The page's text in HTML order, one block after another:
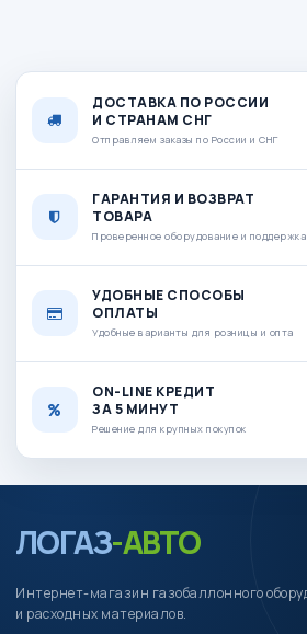
ДОСТАВКА ПО РОССИИ
И СТРАНАМ СНГ
Отправляем заказы по России и СНГ
ГАРАНТИЯ И ВОЗВРАТ
ТОВАРА
Проверенное оборудование и поддержка
УДОБНЫЕ СПОСОБЫ
ОПЛАТЫ
Удобные варианты для розницы и опта
ON-LINE КРЕДИТ
ЗА 5 МИНУТ
Решение для крупных покупок
ЛОГАЗ-АВТО
Интернет-магазин газобаллонного
и расходных материалов.